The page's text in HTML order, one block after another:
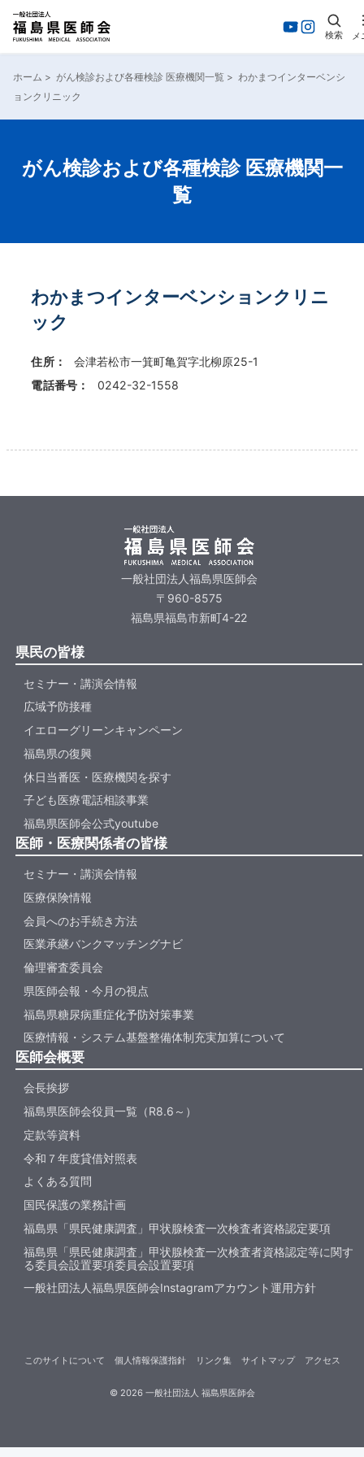
検索 メ
ホーム > がん検診および各種検診 医療機関一覧 > わかまつインターベンシ
ョンクリニック
がん検診および各種検診 医療機関一
覧
わかまつインターベンションクリニ
ック
住所：
会津若松市一箕町亀賀字北柳原25-1
電話番号：
0242-32-1558
一般社団法人福島県医師会
〒960-8575
福島県福島市新町4-22
県民の皆様
セミナー・講演会情報
広域予防接種
イエローグリーンキャンペーン
福島県の復興
休日当番医・医療機関を探す
子ども医療電話相談事業
福島県医師会公式youtube
医師・医療関係者の皆様
セミナー・講演会情報
医療保険情報
会員へのお手続き方法
医業承継バンクマッチングナビ
倫理審査委員会
県医師会報・今月の視点
福島県糖尿病重症化予防対策事業
医療情報・システム基盤整備体制充実加算について
医師会概要
会長挨拶
福島県医師会役員一覧（R8.6～）
定款等資料
令和７年度貸借対照表
よくある質問
国民保護の業務計画
福島県「県民健康調査」甲状腺検査一次検査者資格認定要項
福島県「県民健康調査」甲状腺検査一次検査者資格認定等に関す
る委員会設置要項委員会設置要項
一般社団法人福島県医師会Instagramアカウント運用方針
© 2026一般社団法人 福島県医師会
このサイトについて 個人情報保護指針 リンク集 サイトマップ アクセス